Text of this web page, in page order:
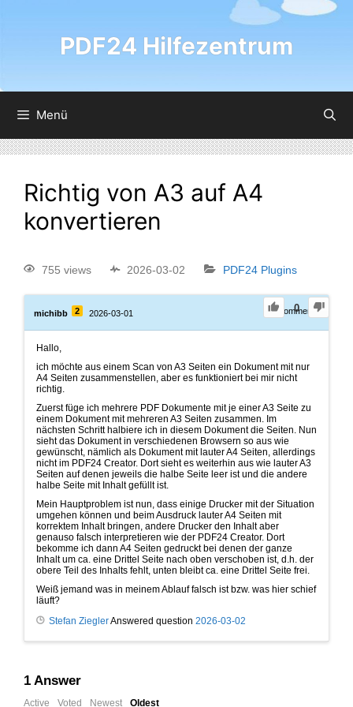
PDF24 Hilfezentrum
Menü
Richtig von A3 auf A4
konvertieren
755 views 2026-03-02 PDF24 Plugins
0
michibb 2 2026-03-01 0Comments
Hallo,
ich möchte aus einem Scan von A3 Seiten ein Dokument mit nur
A4 Seiten zusammenstellen, aber es funktioniert bei mir nicht
richtig.
Zuerst füge ich mehrere PDF Dokumente mit je einer A3 Seite zu
einem Dokument mit mehreren A3 Seiten zusammen. Im
nächsten Schritt halbiere ich in diesem Dokument die Seiten. Nun
sieht das Dokument in verschiedenen Browsern so aus wie
gewünscht, nämlich als Dokument mit lauter A4 Seiten, allerdings
nicht im PDF24 Creator. Dort sieht es weiterhin aus wie lauter A3
Seiten auf denen jeweils die halbe Seite leer ist und die andere
halbe Seite mit Inhalt gefüllt ist.
Mein Hauptproblem ist nun, dass einige Drucker mit der Situation
umgehen können und beim Ausdruck lauter A4 Seiten mit
korrektem Inhalt bringen, andere Drucker den Inhalt aber
genauso falsch interpretieren wie der PDF24 Creator. Dort
bekomme ich dann A4 Seiten gedruckt bei denen der ganze
Inhalt um ca. eine Drittel Seite nach oben verschoben ist, d.h. der
obere Teil des Inhalts fehlt, unten bleibt ca. eine Drittel Seite frei.
Weiß jemand was in meinem Ablauf falsch ist bzw. was hier schief
läuft?
Stefan ZieglerAnswered question 2026-03-02
1 Answer
Active Voted Newest Oldest